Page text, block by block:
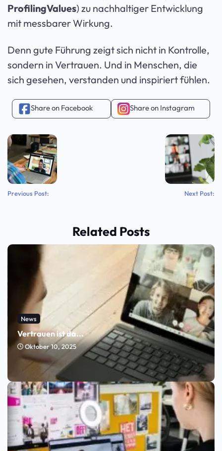
ProfilingValues) zu nachhaltiger Entwicklung
mit messbarer Wirkung.
Denn gute Führung zeigt sich nicht in Kontrolle,
sondern in Vertrauen. Und in Menschen, die
sich gesehen, verstanden und inspiriert fühlen.
Share on Facebook Share on Instagram
Previous Post: Next Post:
Related Posts
News
Vertrauen ist da...
Oktober 10, 2025